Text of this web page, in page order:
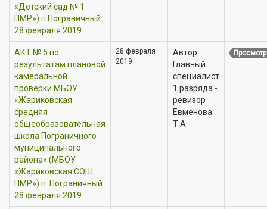
«Детский сад № 1
ПМР») п.Пограничный
28 февраля 2019
АКТ № 5 по
результатам плановой
камеральной
проверки МБОУ
«Жариковская
средняя
общеобразовательная
школа Пограничного
муниципального
района» (МБОУ
«Жариковская СОШ
ПМР») п. Пограничный
28 февраля 2019
28 февраля
2019
Автор:
Главный
специалист
1 разряда -
ревизор
Евменова
Т.А.